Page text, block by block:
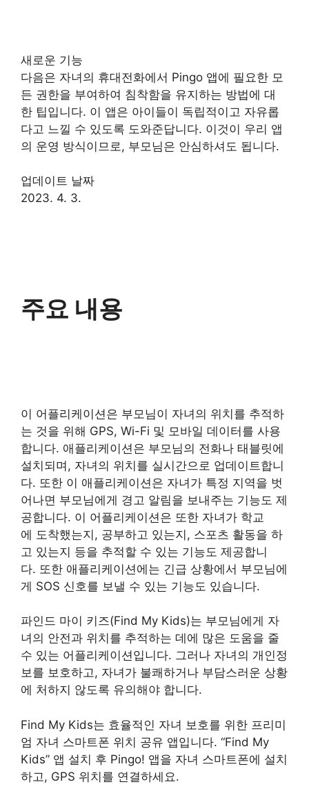
새로운 기능
다음은 자녀의 휴대전화에서 Pingo 앱에 필요한 모
든 권한을 부여하여 침착함을 유지하는 방법에 대
한 팁입니다. 이 앱은 아이들이 독립적이고 자유롭
다고 느낄 수 있도록 도와준답니다. 이것이 우리 앱
의 운영 방식이므로, 부모님은 안심하셔도 됩니다.
업데이트 날짜
2023. 4. 3.
주요 내용
이 어플리케이션은 부모님이 자녀의 위치를 추적하
는 것을 위해 GPS, Wi-Fi 및 모바일 데이터를 사용
합니다. 애플리케이션은 부모님의 전화나 태블릿에
설치되며, 자녀의 위치를 실시간으로 업데이트합니
다. 또한 이 애플리케이션은 자녀가 특정 지역을 벗
어나면 부모님에게 경고 알림을 보내주는 기능도 제
공합니다. 이 어플리케이션은 또한 자녀가 학교
에 도착했는지, 공부하고 있는지, 스포츠 활동을 하
고 있는지 등을 추적할 수 있는 기능도 제공합니
다. 또한 애플리케이션에는 긴급 상황에서 부모님에
게 SOS 신호를 보낼 수 있는 기능도 있습니다.
파인드 마이 키즈(Find My Kids)는 부모님에게 자
녀의 안전과 위치를 추적하는 데에 많은 도움을 줄
수 있는 어플리케이션입니다. 그러나 자녀의 개인정
보를 보호하고, 자녀가 불쾌하거나 부담스러운 상황
에 처하지 않도록 유의해야 합니다.
Find My Kids는 효율적인 자녀 보호를 위한 프리미
엄 자녀 스마트폰 위치 공유 앱입니다. “Find My
Kids” 앱 설치 후 Pingo! 앱을 자녀 스마트폰에 설치
하고, GPS 위치를 연결하세요.